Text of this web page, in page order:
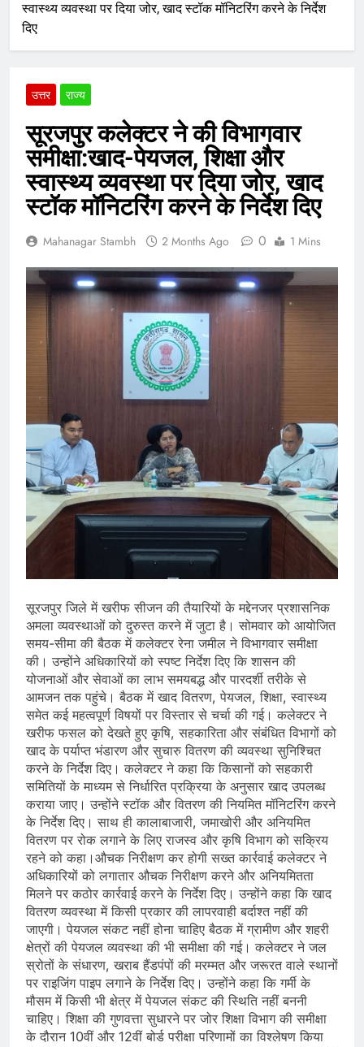
स्वास्थ्य व्यवस्था पर दिया जोर, खाद स्टॉक मॉनिटरिंग करने के निर्देश
दिए
उत्तर राज्य
सूरजपुर कलेक्टर ने की विभागवार
समीक्षा:खाद-पेयजल, शिक्षा और
स्वास्थ्य व्यवस्था पर दिया जोर, खाद
स्टॉक मॉनिटरिंग करने के निर्देश दिए
Mahanagar Stambh 2 Months Ago 0 1 Mins
सूरजपुर जिले में खरीफ सीजन की तैयारियों के मद्देनजर प्रशासनिक
अमला व्यवस्थाओं को दुरुस्त करने में जुटा है। सोमवार को आयोजित
समय-सीमा की बैठक में कलेक्टर रेना जमील ने विभागवार समीक्षा
की। उन्होंने अधिकारियों को स्पष्ट निर्देश दिए कि शासन की
योजनाओं और सेवाओं का लाभ समयबद्ध और पारदर्शी तरीके से
आमजन तक पहुंचे। बैठक में खाद वितरण, पेयजल, शिक्षा, स्वास्थ्य
समेत कई महत्वपूर्ण विषयों पर विस्तार से चर्चा की गई। कलेक्टर ने
खरीफ फसल को देखते हुए कृषि, सहकारिता और संबंधित विभागों को
खाद के पर्याप्त भंडारण और सुचारु वितरण की व्यवस्था सुनिश्चित
करने के निर्देश दिए। कलेक्टर ने कहा कि किसानों को सहकारी
समितियों के माध्यम से निर्धारित प्रक्रिया के अनुसार खाद उपलब्ध
कराया जाए। उन्होंने स्टॉक और वितरण की नियमित मॉनिटरिंग करने
के निर्देश दिए। साथ ही कालाबाजारी, जमाखोरी और अनियमित
वितरण पर रोक लगाने के लिए राजस्व और कृषि विभाग को सक्रिय
रहने को कहा।औचक निरीक्षण कर होगी सख्त कार्रवाई कलेक्टर ने
अधिकारियों को लगातार औचक निरीक्षण करने और अनियमितता
मिलने पर कठोर कार्रवाई करने के निर्देश दिए। उन्होंने कहा कि खाद
वितरण व्यवस्था में किसी प्रकार की लापरवाही बर्दाश्त नहीं की
जाएगी। पेयजल संकट नहीं होना चाहिए बैठक में ग्रामीण और शहरी
क्षेत्रों की पेयजल व्यवस्था की भी समीक्षा की गई। कलेक्टर ने जल
स्रोतों के संधारण, खराब हैंडपंपों की मरम्मत और जरूरत वाले स्थानों
पर राइजिंग पाइप लगाने के निर्देश दिए। उन्होंने कहा कि गर्मी के
मौसम में किसी भी क्षेत्र में पेयजल संकट की स्थिति नहीं बननी
चाहिए। शिक्षा की गुणवत्ता सुधारने पर जोर शिक्षा विभाग की समीक्षा
के दौरान 10वीं और 12वीं बोर्ड परीक्षा परिणामों का विश्लेषण किया